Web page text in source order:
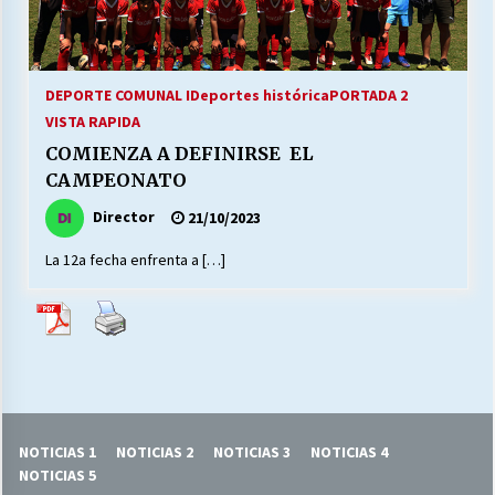
MUNICIPALIDAD, TRABAJADORES, CLIMA
13/07/2026
Escuela hospitalaria El Carmen de Maipu.
25/06/2026
¿Qué habrían dicho?
DEPORTE COMUNAL IDeportes históricaPORTADA 2
VISTA RAPIDA
COMIENZA A DEFINIRSE EL
CAMPEONATO
Director 21/10/2023
La 12a fecha enfrenta a […]
NOTICIAS 1 NOTICIAS 2 NOTICIAS 3
NOTICIAS 4
NOTICIAS 5